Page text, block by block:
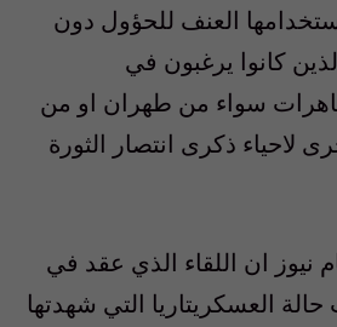
العنف للحؤول دون
كانوا يرغبون في
سواء من طهران او من
لاحياء ذكرى انتصار الثورة
ان اللقاء الذي عقد في
العسكريتاريا التي شهدتها